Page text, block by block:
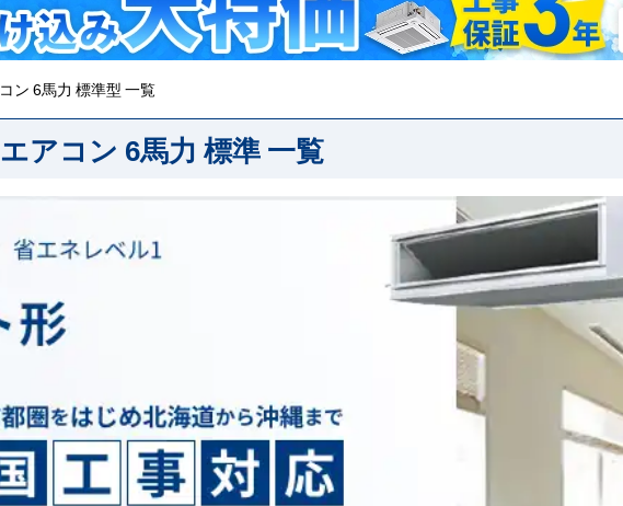
ン 6馬力 標準型 一覧
アコン 6馬力 標準 一覧